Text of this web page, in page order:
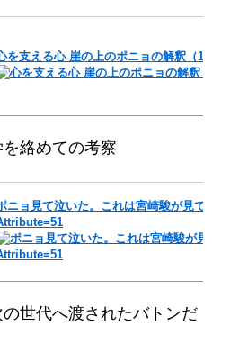
を支える心 崖の上のポニョの解釈（12歳以上
絡めての考察
ニョ見て泣いた。これは宮崎駿が見てきた夢
世代へ渡されたバトンだ